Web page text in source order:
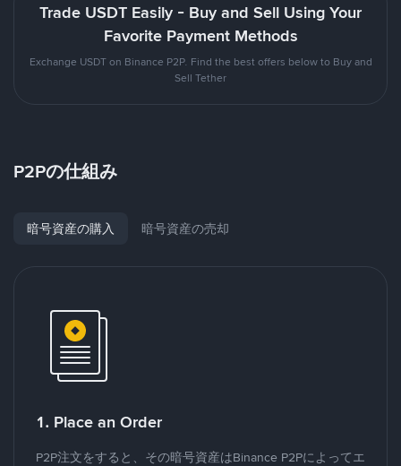
Trade USDT Easily - Buy and Sell Using Your
Favorite Payment Methods
Exchange USDT on Binance P2P. Find the best offers below to Buy and
Sell Tether
P2Pの仕組み
暗号資産の購入 暗号資産の売却
1. Place an Order
P2P注文をすると、その暗号資産はBinance P2Pによってエ